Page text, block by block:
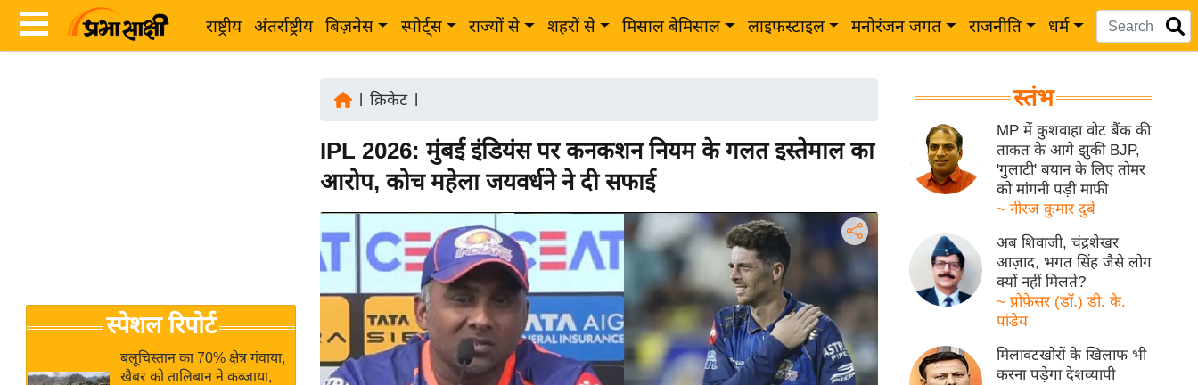
राष्ट्रीय अंतर्राष्ट्रीय बिज़नेस स्पोर्ट्स राज्यों से शहरों से मिसाल बेमिसाल लाइफस्टाइल मनोरंजन जगत राजनीति धर्म
Breaking
News in
जगत
राय
स्पेशल रिपोर्ट
बलूचिस्तान का 70% क्षेत्र गंवाया,
खैबर को तालिबान ने कब्जाया,
क्रिकेट|
IPL 2026: मुंबई इंडियंस पर कनकशन नियम के गलत इस्तेमाल का
आरोप, कोच महेला जयवर्धने ने दी सफाई
स्तंभ
MP में कुशवाहा वोट बैंक की
ताकत के आगे झुकी BJP,
'गुलाटी' बयान के लिए तोमर
को मांगनी पड़ी माफी
~ नीरज कुमार दुबे
अब शिवाजी, चंद्रशेखर
आज़ाद, भगत सिंह जैसे लोग
क्यों नहीं मिलते?
~ प्रोफ़ेसर (डॉ.) डी. के.
पांडेय
मिलावटखोरों के खिलाफ भी
करना पड़ेगा देशव्यापी